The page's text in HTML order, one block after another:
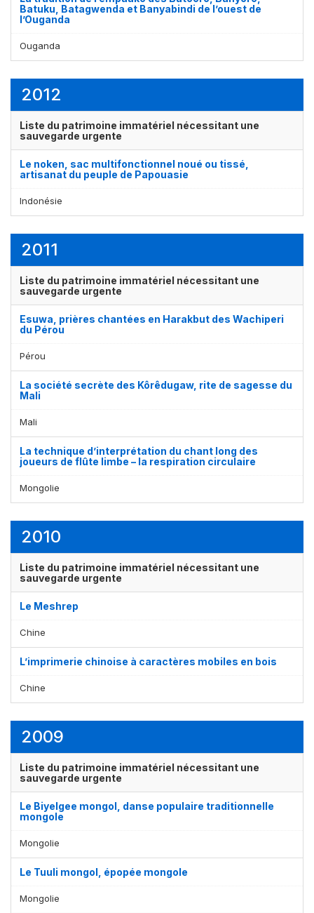
Batuku, Batagwenda et Banyabindi de l’ouest de
l’Ouganda
Ouganda
2012
Liste du patrimoine immatériel nécessitant une
sauvegarde urgente
Le noken, sac multifonctionnel noué ou tissé,
artisanat du peuple de Papouasie
Indonésie
2011
Liste du patrimoine immatériel nécessitant une
sauvegarde urgente
Esuwa, prières chantées en Harakbut des Wachiperi
du Pérou
Pérou
La société secrète des Kôrêdugaw, rite de sagesse du
Mali
Mali
La technique d’interprétation du chant long des
joueurs de flûte limbe – la respiration circulaire
Mongolie
2010
Liste du patrimoine immatériel nécessitant une
sauvegarde urgente
Le Meshrep
Chine
L’imprimerie chinoise à caractères mobiles en bois
Chine
2009
Liste du patrimoine immatériel nécessitant une
sauvegarde urgente
Le Biyelgee mongol, danse populaire traditionnelle
mongole
Mongolie
Le Tuuli mongol, épopée mongole
Mongolie